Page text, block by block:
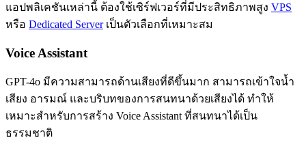
แอปพลิเคชันเหล่านี้ ต้องใช้เซิร์ฟเวอร์ที่มีประสิทธิภาพสูง VPS
หรือ Dedicated Serverเป็นตัวเลือกที่เหมาะสม
Voice Assistant
GPT-4o มีความสามารถด้านเสียงที่ดีขึ้นมาก สามารถเข้าใจน้ำ
เสียง อารมณ์ และบริบทของการสนทนาด้วยเสียงได้ ทำให้
เหมาะสำหรับการสร้าง Voice Assistant ที่สนทนาได้เป็น
ธรรมชาติ